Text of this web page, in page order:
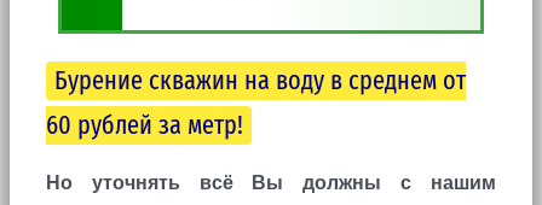
Бурение скважин на воду в среднем от
60 рублей за метр!
Но уточнять всё Вы должны с нашим